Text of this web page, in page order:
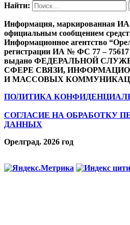
Найти:
Информация, маркированная ИА
официальным сообщением
Информационное агентство
регистрации ИА № ФС 77 – 75617
выдано ФЕДЕРАЛЬНОЙ
СФЕРЕ СВЯЗИ,
И МАССОВЫХ
ПОЛИТИКА
СОГЛАСИЕ НА ОБРАБОТКУ
ДАННЫХ
Орелград. 2026 год